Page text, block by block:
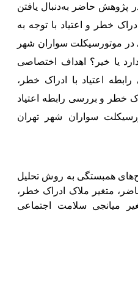
(صفاری نیا، 1399). در پژوهش حاضر به‌دنبال یافتن
خطر و اعتیاد با توجه به
موتورسیکلت سواران شهر
یا خیر؟ اهداف اختصاصی
اعتیاد با ادراک خطر،
خطر و بررسی رابطه اعتیاد
سواران شهر تهران
همبستگی به روش تحلیل
متغیر ملاک ادراک خطر،
میانجی سلامت اجتماعی